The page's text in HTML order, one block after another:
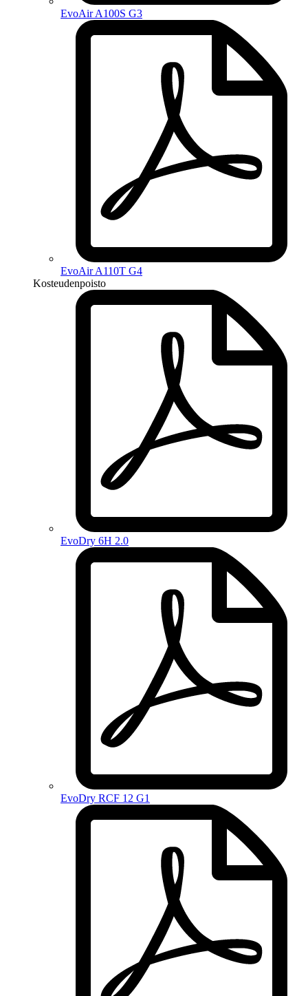
EvoAir A100S G3
EvoAir A110T G4
Kosteudenpoisto
EvoDry 6H 2.0
EvoDry RCF 12 G1